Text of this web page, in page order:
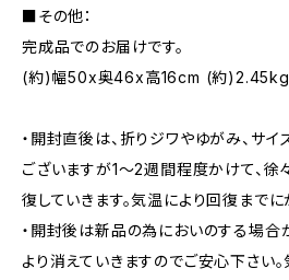
■その他：
完成品でのお届けです。
(約)幅50x奥46x高16cm (約)2.45kg
・開封直後は、折りジワやゆがみ、サ
ございますが1～2週間程度かけて、徐
復していきます。気温により回復まで
・開封後は新品の為においのする場合
より消えていきますのでご安心下さい